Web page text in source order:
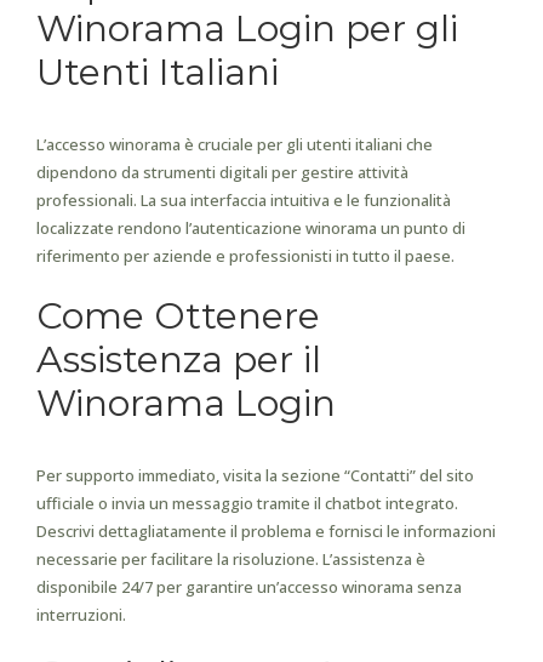
Winorama Login per gli
Utenti Italiani
L’accesso winorama è cruciale per gli utenti italiani che
dipendono da strumenti digitali per gestire attività
professionali. La sua interfaccia intuitiva e le funzionalità
localizzate rendono l’autenticazione winorama un punto di
riferimento per aziende e professionisti in tutto il paese.
Come Ottenere
Assistenza per il
Winorama Login
Per supporto immediato, visita la sezione “Contatti” del sito
ufficiale o invia un messaggio tramite il chatbot integrato.
Descrivi dettagliatamente il problema e fornisci le informazioni
necessarie per facilitare la risoluzione. L’assistenza è
disponibile 24/7 per garantire un’accesso winorama senza
interruzioni.